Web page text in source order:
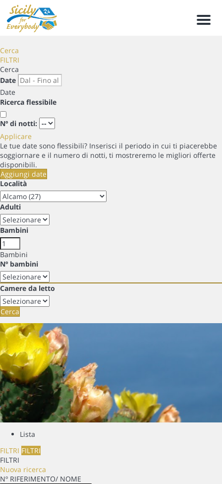
Menu
Cerca
FILTRI
Cerca
Date
Date
Ricerca flessibile
Nº di notti:
Applicare
Le tue date sono flessibili? Inserisci il periodo in cui ti piacerebbe
soggiornare e il numero di notti, ti mostreremo le migliori offerte
disponibili.
Aggiungi date
Località
Adulti
Bambini
Bambini
Nº bambini
Camere da letto
Cerca
Lista
FILTRI FILTRI
FILTRI
Nuova ricerca
Nº RIFERIMENTO/ NOME